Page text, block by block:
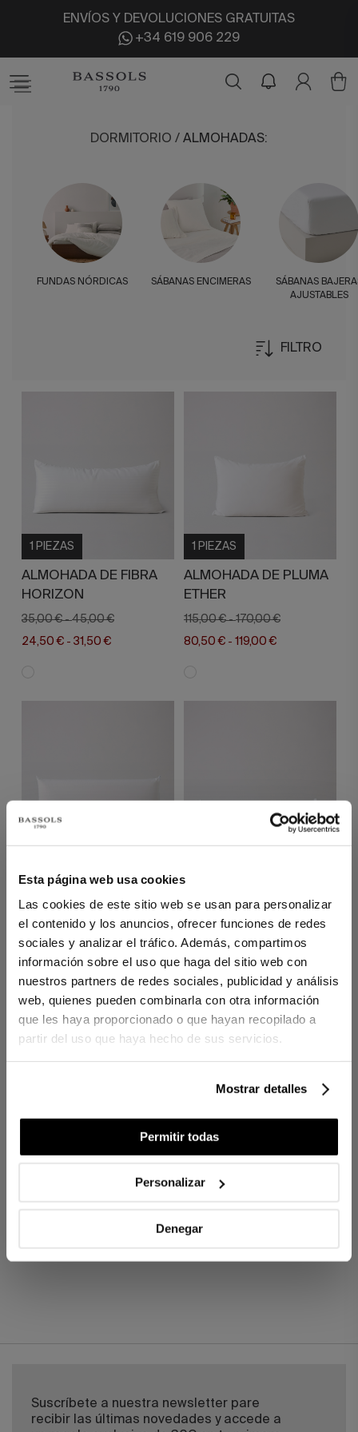
Esta página web usa cookies
Las cookies de este sitio web se usan para personalizar
el contenido y los anuncios, ofrecer funciones de redes
sociales y analizar el tráfico. Además, compartimos
información sobre el uso que haga del sitio web con
nuestros partners de redes sociales, publicidad y análisis
web, quienes pueden combinarla con otra información
que les haya proporcionado o que hayan recopilado a
partir del uso que haya hecho de sus servicios.
Mostrar detalles
Permitir todas
Personalizar
Denegar
ENVÍOS Y DEVOLUCIONES GRATUITAS
+34 619 906 229
DORMITORIO / ALMOHADAS:
FUNDAS NÓRDICAS SÁBANAS ENCIMERAS
SÁBANAS
AJUSTABLES
FILTRO
1 PIEZAS
ALMOHADA DE FIBRA
HORIZON
35,00 € -45,00 €
24,50 € - 31,50 €
1 PIEZAS
ALMOHADA DE PLUMA
ETHER
115,00 € -170,00 €
80,50 € - 119,00 €
ALMOHADA
VISCOELÁSTICA VELIA
90,00 €
63,00 €
ALMOHADA DE FIBRA
CELESTE
YOU'VE REACHED THE END OF THE ITEM.
MÁS SOBRE ALMOHADAS
Suscríbete a nuestra newsletter pare
recibir las últimas novedades y accede a